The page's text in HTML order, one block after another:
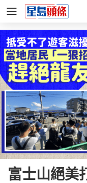
富士山絕美